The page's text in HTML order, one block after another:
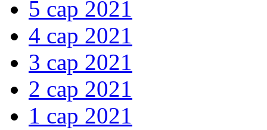
5 сар 2021
4 сар 2021
3 сар 2021
2 сар 2021
1 сар 2021